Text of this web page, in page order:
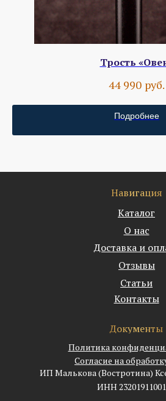
Трость
44 990 руб.
Подробнее
Навигация
Каталог
О нас
Доставка и
ИП Малькова (Востротина)
ИНН
Политика
Отзывы
Статьи
Контакты
Документы
Согласие на